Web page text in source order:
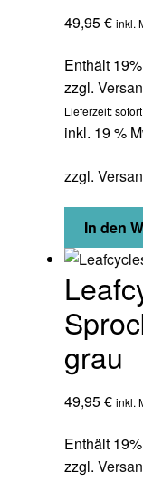
49,95€ inkl.
Enthält
zzgl.
Lieferzeit:
inkl. 19 %
zzgl.
In den
grau
49,95€ inkl.
Enthält
zzgl.